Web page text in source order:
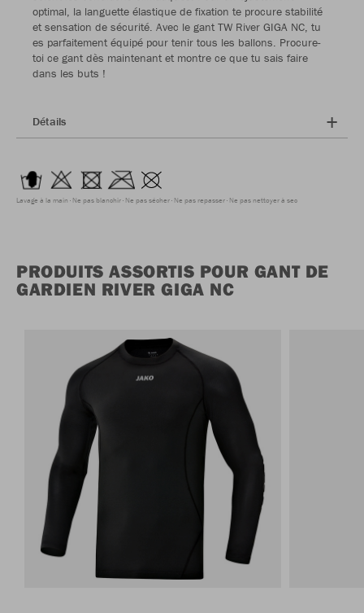
optimal, la languette élastique de fixation te procure stabilité
et sensation de sécurité. Avec le gant TW River GIGA NC, tu
es parfaitement équipé pour tenir tous les ballons. Procure-
toi ce gant dès maintenant et montre ce que tu sais faire
dans les buts !
Détails
Lavage à la main Ne pas blanchir Ne pas sécher Ne pas repasser Ne pas nettoyer à sec
PRODUITS ASSORTIS POUR GANT DE
GARDIEN RIVER GIGA NC